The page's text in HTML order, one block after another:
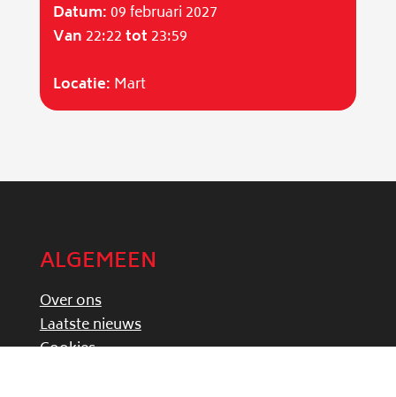
Datum:09 februari 2027
Van22:22tot23:59
Locatie: Mart
ALGEMEEN
Over ons
Laatste nieuws
Cookies